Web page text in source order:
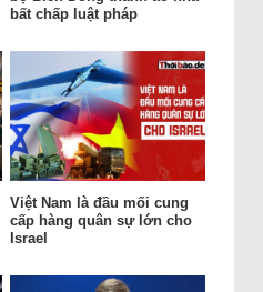
bất chấp luật pháp
Việt Nam là đầu mối cung
cấp hàng quân sự lớn cho
Israel